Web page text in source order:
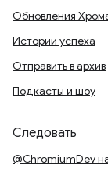
Обновления
Истории успеха
Отправить в архив
Подкасты и шоу
Следовать
@ChromiumDev